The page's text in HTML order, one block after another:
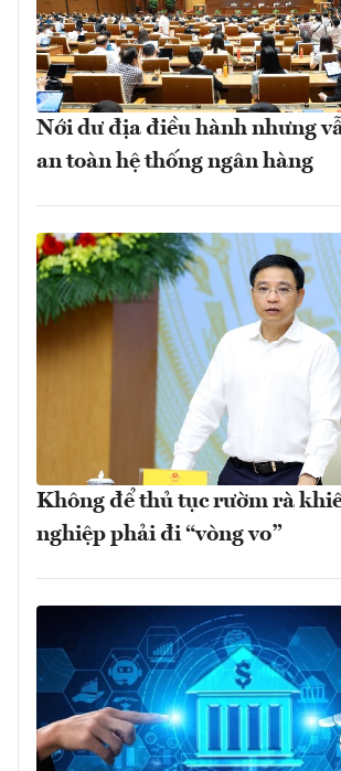
Nới dư địa điều hành nhưng
an toàn hệ thống ngân hàng
Không để thủ tục rườm rà
nghiệp phải đi “vòng vo”